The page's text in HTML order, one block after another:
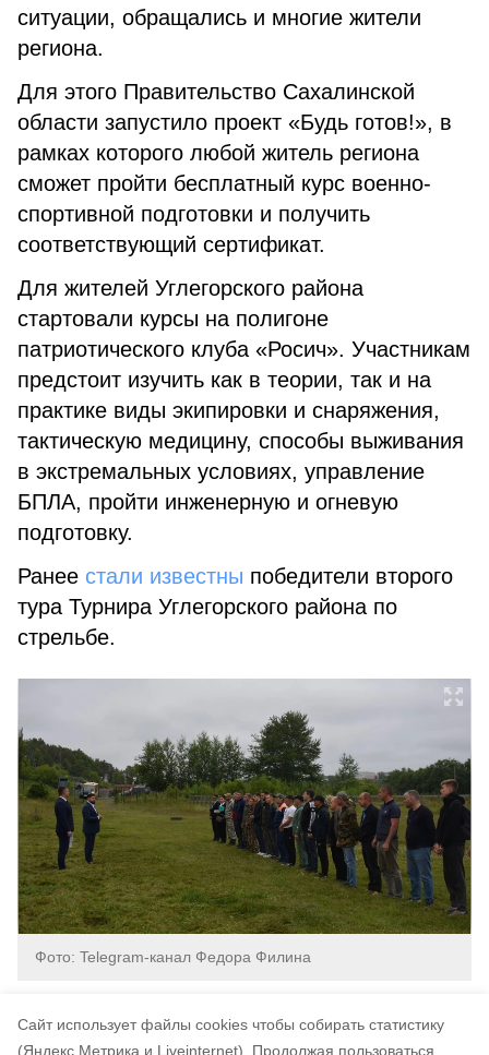
Cайт использует файлы cookies чтобы собирать статистику
(Яндекс.Метрика и Liveinternet).
Продолжая пользоваться
ситуации, обращались и многие жители
региона.
Для этого Правительство Сахалинской
области запустило проект «Будь готов!», в
рамках которого любой житель региона
сможет пройти бесплатный курс военно-
спортивной подготовки и получить
соответствующий сертификат.
Для жителей Углегорского района
стартовали курсы на полигоне
патриотического клуба «Росич». Участникам
предстоит изучить как в теории, так и на
практике виды экипировки и снаряжения,
тактическую медицину, способы выживания
в экстремальных условиях, управление
БПЛА, пройти инженерную и огневую
подготовку.
Ранее стали известны победители второго
тура Турнира Углегорского района по
стрельбе.
Фото: Telegram-канал Федора Филина
сахалин углегорск шахтерск